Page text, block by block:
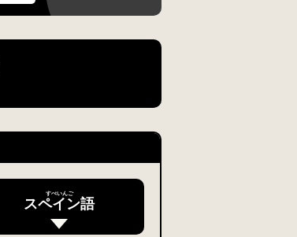
スペイン語
すぺいんご